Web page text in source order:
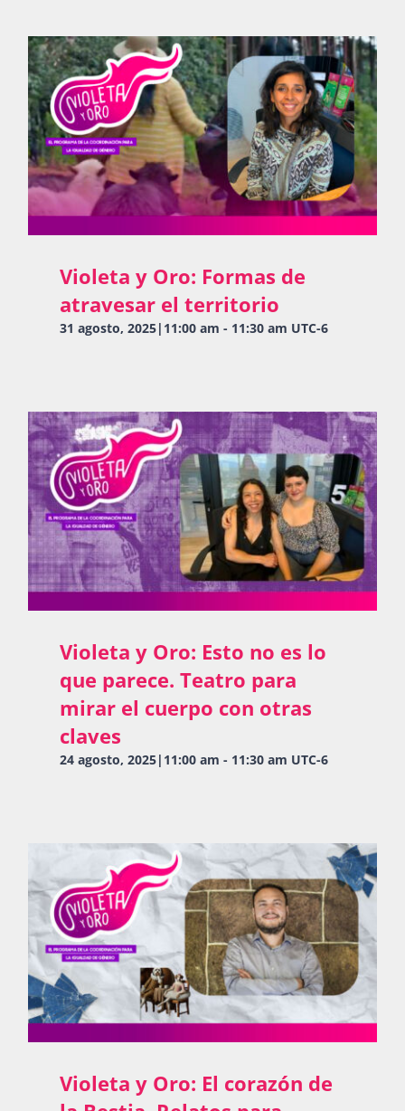
Violeta y Oro: Formas de
atravesar el territorio
31 agosto, 2025|11:00 am - 11:30 am UTC-6
Violeta y Oro: Esto no es lo
que parece. Teatro para
mirar el cuerpo con otras
claves
24 agosto, 2025|11:00 am - 11:30 am UTC-6
Violeta y Oro: El corazón de